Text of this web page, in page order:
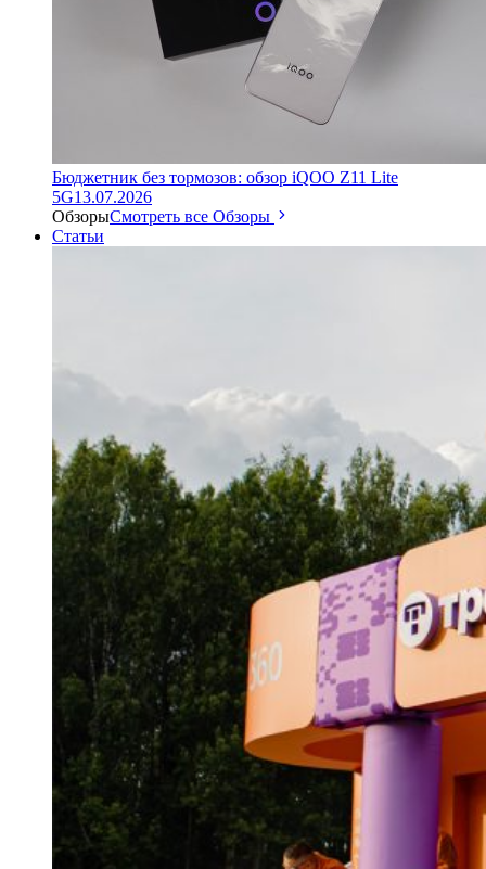
Бюджетник без тормозов: обзор iQOO Z11 Lite
5G13.07.2026
ОбзорыСмотреть все Обзоры
Статьи